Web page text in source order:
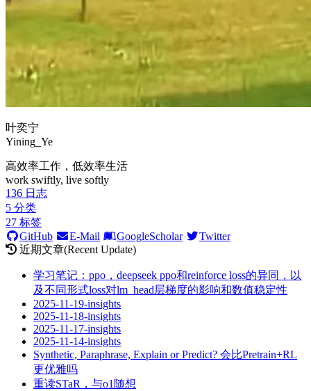
叶奕宁
Yining_Ye
高效率工作，低效率生活
work swiftly, live softly
136 日志
5 分类
27 标签
GitHub
E-Mail GoogleScholar
Twitter
近期文章(Recent Update)
学习笔记：ppo，deepseek ppo和reinforce loss的异同，以
及不同形式loss对lm_head层梯度的影响和数值稳定性
2025-11-19-insights
2025-11-18-insights
2025-11-17-insights
2025-11-14-insights
Synthetic, Paraphrase, Explain or Predict? 会比Pretrain+RL
更优雅吗
重读STaR，与o1随想